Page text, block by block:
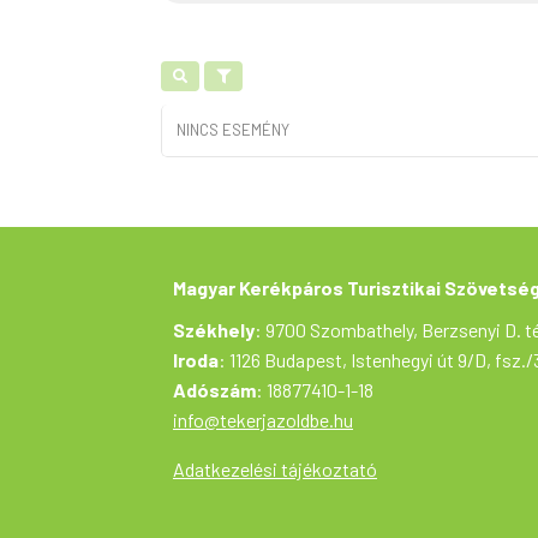
NINCS ESEMÉNY
Magyar Kerékpáros Turisztikai
Székhely: 9700 Szombathely, Berzsenyi D.
Iroda: 1126 Budapest, Istenhegyi út 9/D, fsz./
Adószám: 18877410-1-18
info@tekerjazoldbe.hu
Adatkezelési tájékoztató